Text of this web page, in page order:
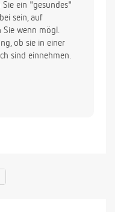
freuen!
ein "gesundes"
sein, auf
Sie wenn mögl.
ob sie in einer
sind einnehmen.